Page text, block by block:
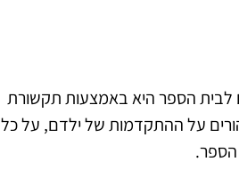
לבית הספר היא באמצעות תקשורת
על ההתקדמות של ילדם, על כל
הספר.